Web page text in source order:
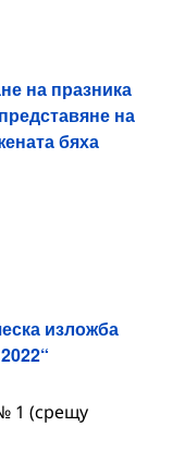
на празника
на
бяха
изложба
1 (срещу